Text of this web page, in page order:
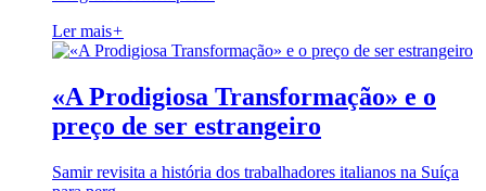
Ler mais+
«A Prodigiosa Transformação» e o
preço de ser estrangeiro
Samir revisita a história dos trabalhadores italianos na Suíça